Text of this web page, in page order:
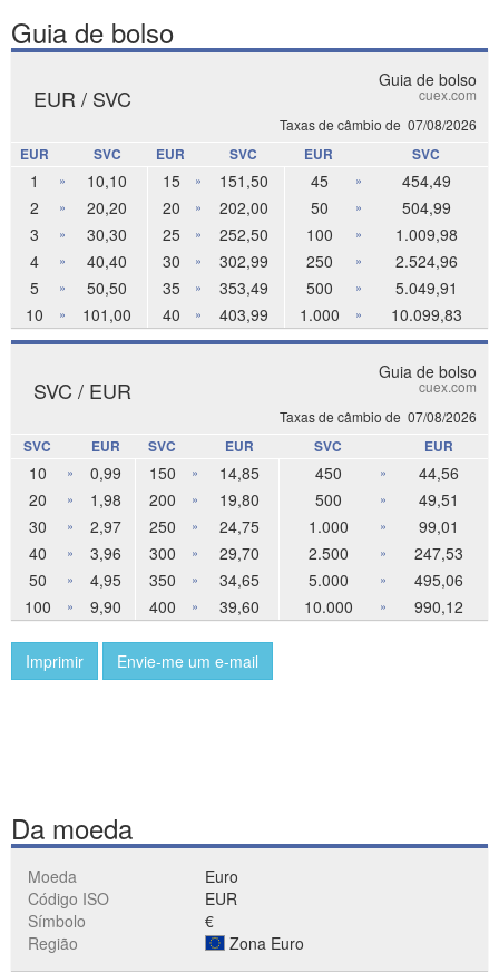
Guia de bolso
Guia de bolso
cuex.com
Taxas de câmbio de 07/08/2026
EUR / SVC
EUR SVC EUR SVC EUR SVC
1 » 10,10 15 » 151,50 45 »
454,49
2
» 20,20 20 » 202,00 50 »
504,99
3
» 30,30 25 » 252,50 100 »
1.009,98
4
» 40,40 30 » 302,99 250 »
2.524,96
5
» 50,50 35 » 353,49 500 »
5.049,91
10
» 101,00 40 » 403,99 1.000 » 10.099,83
Guia de bolso
cuex.com
Taxas de câmbio de 07/08/2026
SVC / EUR
SVC EUR SVC EUR SVC EUR
10 » 0,99 150 » 14,85 450 »
44,56
20
» 1,98 200 » 19,80 500 »
49,51
30
» 2,97 250 » 24,75 1.000 »
99,01
40
» 3,96 300 » 29,70 2.500 »
247,53
50
» 4,95 350 » 34,65 5.000 »
495,06
100
» 9,90 400 » 39,60 10.000 » 990,12
Imprimir Envie-me um e-mail
Da moeda
Moeda
Euro
Código ISO
EUR
Símbolo
€
Região
Zona Euro